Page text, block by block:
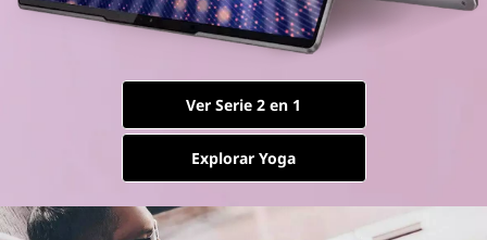
Ver Serie 2 en 1
Explorar Yoga